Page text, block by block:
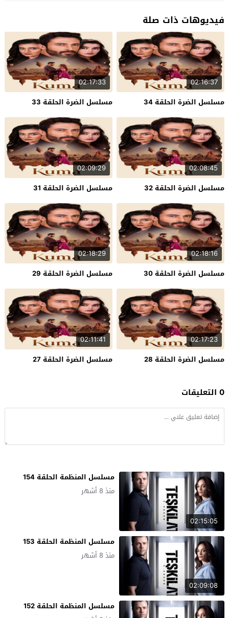
فيديوهات ذات صلة
02:16:37
مسلسل الضرة الحلقة 34
02:17:33
مسلسل الضرة الحلقة 33
02:08:45
مسلسل الضرة الحلقة 32
02:09:29
مسلسل الضرة الحلقة 31
02:18:16
مسلسل الضرة الحلقة 30
02:18:29
مسلسل الضرة الحلقة 29
02:17:23
مسلسل الضرة الحلقة 28
02:11:41
مسلسل الضرة الحلقة 27
0 التعليقات
02:15:05
مسلسل المنظمة الحلقة 154
منذ 8 أشهر
02:09:08
مسلسل المنظمة الحلقة 153
منذ 8 أشهر
مسلسل المنظمة الحلقة 152